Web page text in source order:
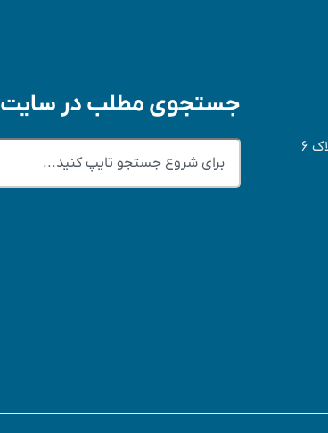
تهران، خیابان وزرا، کوچه بیستم، پلاک 6
جستجوی مطلب در سایت